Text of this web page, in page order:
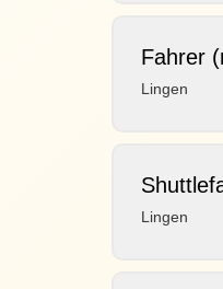
Fahrer
Lingen
Lingen